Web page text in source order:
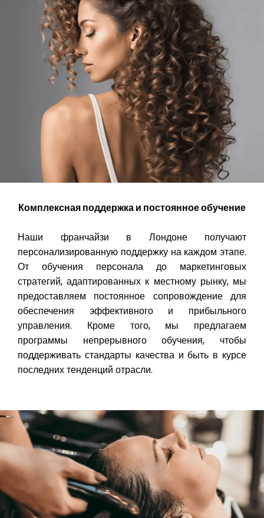
Комплексная поддержка и постоянное обучение
Наши франчайзи в Лондоне получают
персонализированную поддержку на каждом этапе.
От обучения персонала до маркетинговых
стратегий, адаптированных к местному рынку, мы
предоставляем постоянное сопровождение для
обеспечения эффективного и прибыльного
управления. Кроме того, мы предлагаем
программы непрерывного обучения, чтобы
поддерживать стандарты качества и быть в курсе
последних тенденций отрасли.